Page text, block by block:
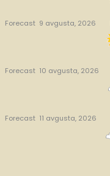
Forecast 9 avgusta, 2026
Forecast 10 avgusta, 2026
Forecast 11 avgusta, 2026